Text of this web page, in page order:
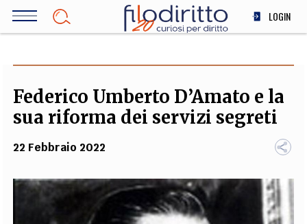
Salta
LOGIN
SOCIETÀ
MEDICINA
ALTRO
Federico Umberto D’Amato e la
sua riforma dei servizi segreti
22 Febbraio 2022